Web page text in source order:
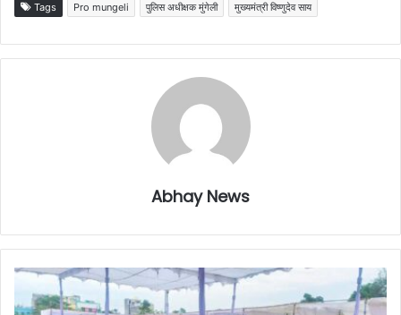
Tags Pro mungeli पुलिस अधीक्षक मुंगेली मुख्यमंत्री विष्णुदेव साय
Abhay News